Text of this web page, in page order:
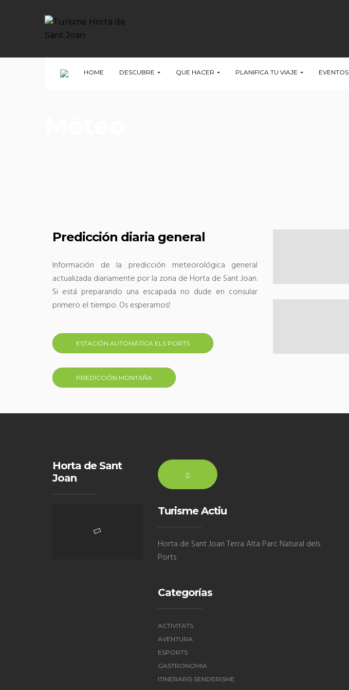
HOME DESCUBRE QUE HACER PLANIFICA TU VIAJE EVENTOS
Predicción diaria general
Información de la predicción meteorológica general
actualizada diariamente por la zona de Horta de Sant Joan.
Si está preparando una escapada no dude en consular
primero eltiempo.Osesperamos!
ESTACIÓN AUTOMÁTICA ELS PORTS
PREDICCIÓN MONTAÑA
Horta de Sant
Joan
Turisme Actiu
Horta de Sant Joan Terra Alta Parc Natural dels
Ports
Categorías
ACTIVITATS
AVENTURA
ESPORTS
GASTRONOMIA
ITINERARIS SENDERISME